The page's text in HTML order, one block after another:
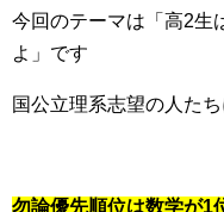
今回のテーマは「高2生
よ」です
国公立理系志望の人た
勿論優先順位は数学が1